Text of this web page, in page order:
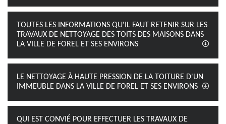
TOUTES LES INFORMATIONS QU'IL FAUT RETENIR SUR LES
TRAVAUX DE NETTOYAGE DES TOITS DES MAISONS DANS
LA VILLE DE FOREL ET SES ENVIRONS
LE NETTOYAGE À HAUTE PRESSION DE LA TOITURE D'UN
IMMEUBLE DANS LA VILLE DE FOREL ET SES ENVIRONS
QUI EST CONVIÉ POUR EFFECTUER LES TRAVAUX DE